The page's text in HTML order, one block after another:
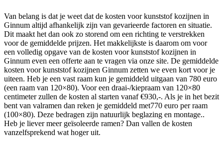
Van belang is dat je weet dat de kosten voor kunststof kozijnen in
Ginnum altijd afhankelijk zijn van gevarieerde factoren en situatie.
Dit maakt het dan ook zo storend om een richting te verstrekken
voor de gemiddelde prijzen. Het makkelijkste is daarom om voor
een volledig opgave van de kosten voor kunststof kozijnen in
Ginnum even een offerte aan te vragen via onze site. De gemiddelde
kosten voor kunststof kozijnen Ginnum zetten we even kort voor je
uiteen. Heb je een vast raam kun je gemiddeld uitgaan van 780 euro
(een raam van 120×80). Voor een draai-/kiepraam van 120×80
centimeter zullen de kosten al starten vanaf €930,-. Als je in het bezit
bent van valramen dan reken je gemiddeld met770 euro per raam
(100×80). Deze bedragen zijn natuurlijk beglazing en montage..
Heb je liever meer geïsoleerde ramen? Dan vallen de kosten
vanzelfsprekend wat hoger uit.